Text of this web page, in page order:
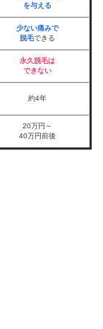
を与える
少ない痛みで
脱毛できる
永久脱毛は
できない
約4年
20万円～
40万円前後